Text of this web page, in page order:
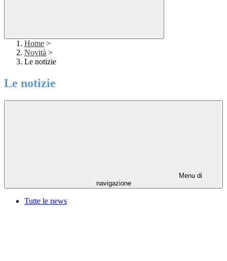
Home >
Novità >
Le notizie
Le notizie
Menu di
navigazione
Tutte le news